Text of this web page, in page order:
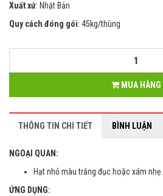
Xuất xứ: Nhật Bản
Quy cách đóng gói: 45kg/thùng
MUA HÀNG
THÔNG TIN CHI TIẾT BÌNH LUẬN
NGOẠI QUAN:
Hạt nhỏ màu trắng đục hoặc xám nhẹ.
ỨNG DỤNG: